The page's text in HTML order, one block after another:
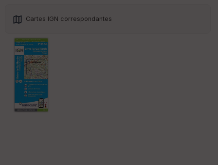
Cartes IGN correspondantes